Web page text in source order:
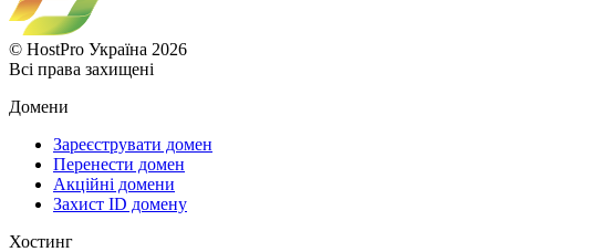
© HostPro Україна 2026
Всі права захищені
Домени
Зареєструвати домен
Перенести домен
Акційні домени
Захист ID домену
Хостинг